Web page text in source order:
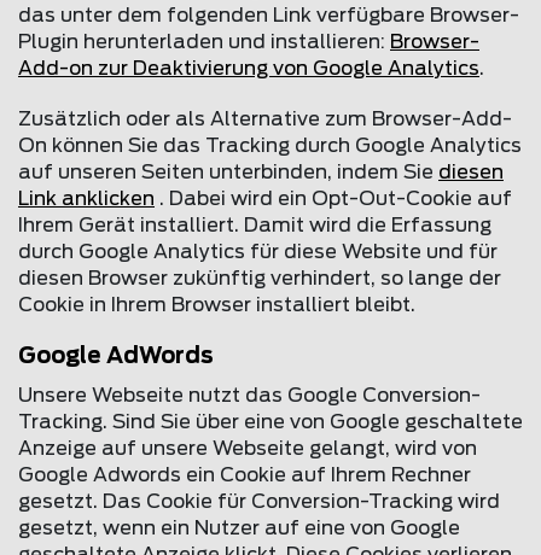
das unter dem folgenden Link verfügbare Browser-
Plugin herunterladen und installieren: Browser-
Add-on zur Deaktivierung von Google Analytics.
Zusätzlich oder als Alternative zum Browser-Add-
On können Sie das Tracking durch Google Analytics
auf unseren Seiten unterbinden, indem Sie diesen
Link anklicken . Dabei wird ein Opt-Out-Cookie auf
Ihrem Gerät installiert. Damit wird die Erfassung
durch Google Analytics für diese Website und für
diesen Browser zukünftig verhindert, so lange der
Cookie in Ihrem Browser installiert bleibt.
Google AdWords
Unsere Webseite nutzt das Google Conversion-
Tracking. Sind Sie über eine von Google geschaltete
Anzeige auf unsere Webseite gelangt, wird von
Google Adwords ein Cookie auf Ihrem Rechner
gesetzt. Das Cookie für Conversion-Tracking wird
gesetzt, wenn ein Nutzer auf eine von Google